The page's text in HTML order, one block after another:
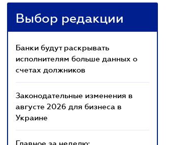
Выбор редакции
Банки будут раскрывать
исполнителям больше данных о
счетах должников
Законодательные изменения в
августе 2026 для бизнеса в
Украине
Главное за неделю: